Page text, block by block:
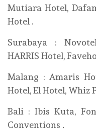
Mutiara Hotel,
Hotel .
Surabaya :
HARRIS Hotel,
Malang : Amaris
Hotel, El Hotel, Whiz
Bali : Ibis Kuta,
Conventions .